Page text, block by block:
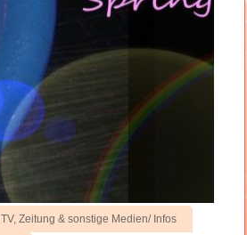
TV, Zeitung & sonstige Medien/ Infos